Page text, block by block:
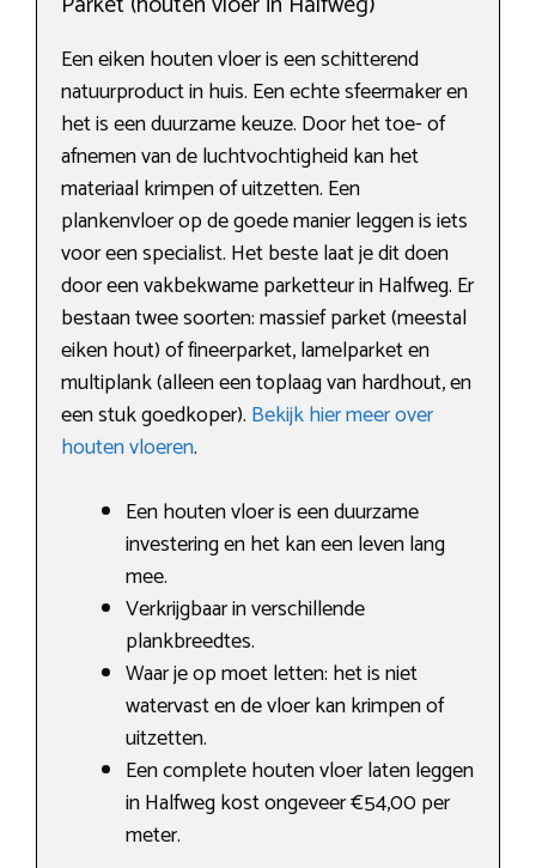
Een eiken houten vloer is een schitterend
natuurproduct in huis. Een echte sfeermaker en
het is een duurzame keuze. Door het toe- of
afnemen van de luchtvochtigheid kan het
materiaal krimpen of uitzetten. Een
plankenvloer op de goede manier leggen is iets
voor een specialist. Het beste laat je dit doen
door een vakbekwame parketteur in Halfweg. Er
bestaan twee soorten: massief parket (meestal
eiken hout) of fineerparket, lamelparket en
multiplank (alleen een toplaag van hardhout, en
een stuk goedkoper). Bekijk hier meer over
houten vloeren.
Een houten vloer is een duurzame
investering en het kan een leven lang
mee.
Verkrijgbaar in verschillende
plankbreedtes.
Waar je op moet letten: het is niet
watervast en de vloer kan krimpen of
uitzetten.
Een complete houten vloer laten leggen
in Halfweg kost ongeveer €54,00 per
meter.